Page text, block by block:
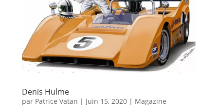
Denis Hulme
par Patrice Vatan | Juin 15, 2020| Magazine